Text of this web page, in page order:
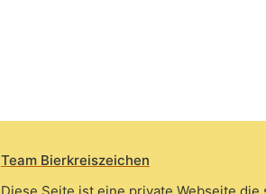
Team Bierkreiszeichen